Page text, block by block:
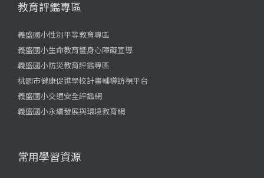
教育評鑑專區
義盛國小性別平等教育專區
義盛國小生命教育暨身心障礙宣導
義盛國小防災教育評鑑專區
桃園市健康促進學校計畫輔導訪視平台
義盛國小交通安全評鑑網
義盛國小永續發展與環境教育網
常用學習資源